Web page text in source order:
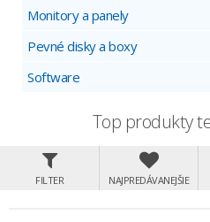
Monitory a panely
Pevné disky a boxy
Software
Top produkty
FILTER NAJPREDÁVANEJŠIE